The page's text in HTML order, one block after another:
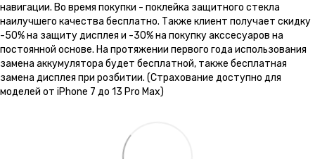
навигации. Во время покупки - поклейка защитного стекла
наилучшего качества бесплатно. Также клиент получает скидку
-50% на защиту дисплея и -30% на покупку акссесуаров на
постоянной основе. На протяжении первого года использования
замена аккумулятора будет бесплатной, также бесплатная
замена дисплея при розбитии. (Страхование доступно для
моделей от iPhone 7 до 13 Pro Max)